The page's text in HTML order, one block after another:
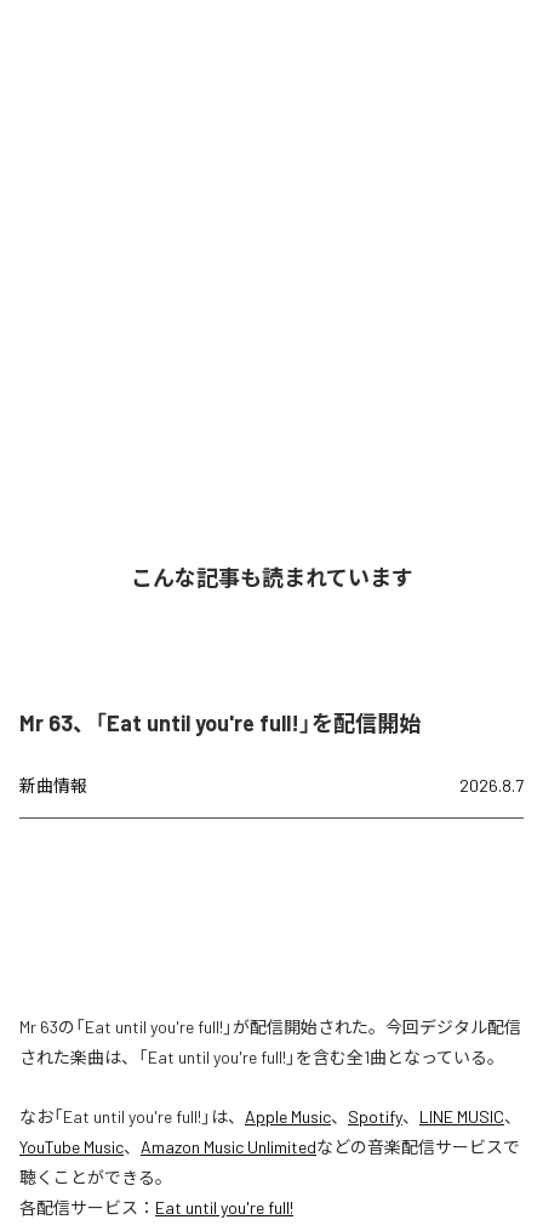
こんな記事も読まれています
Mr 63、「Eat until you're full!」を配信開始
新曲情報 2026.8.7
Mr 63の「Eat until you're full!」が配信開始された。今回デジタル配信
された楽曲は、「Eat until you're full!」を含む全1曲となっている。
なお「Eat until you're full! 」は、 Apple Music、 Spotify、 LINE MUSIC、
YouTube Music、 Amazon Music Unlimitedなどの音楽配信サービスで
聴くことができる。
各配信サービス： Eat until you're full!